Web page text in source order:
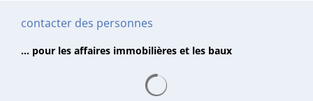
contacter des personnes
... pour les affaires immobilières et les baux